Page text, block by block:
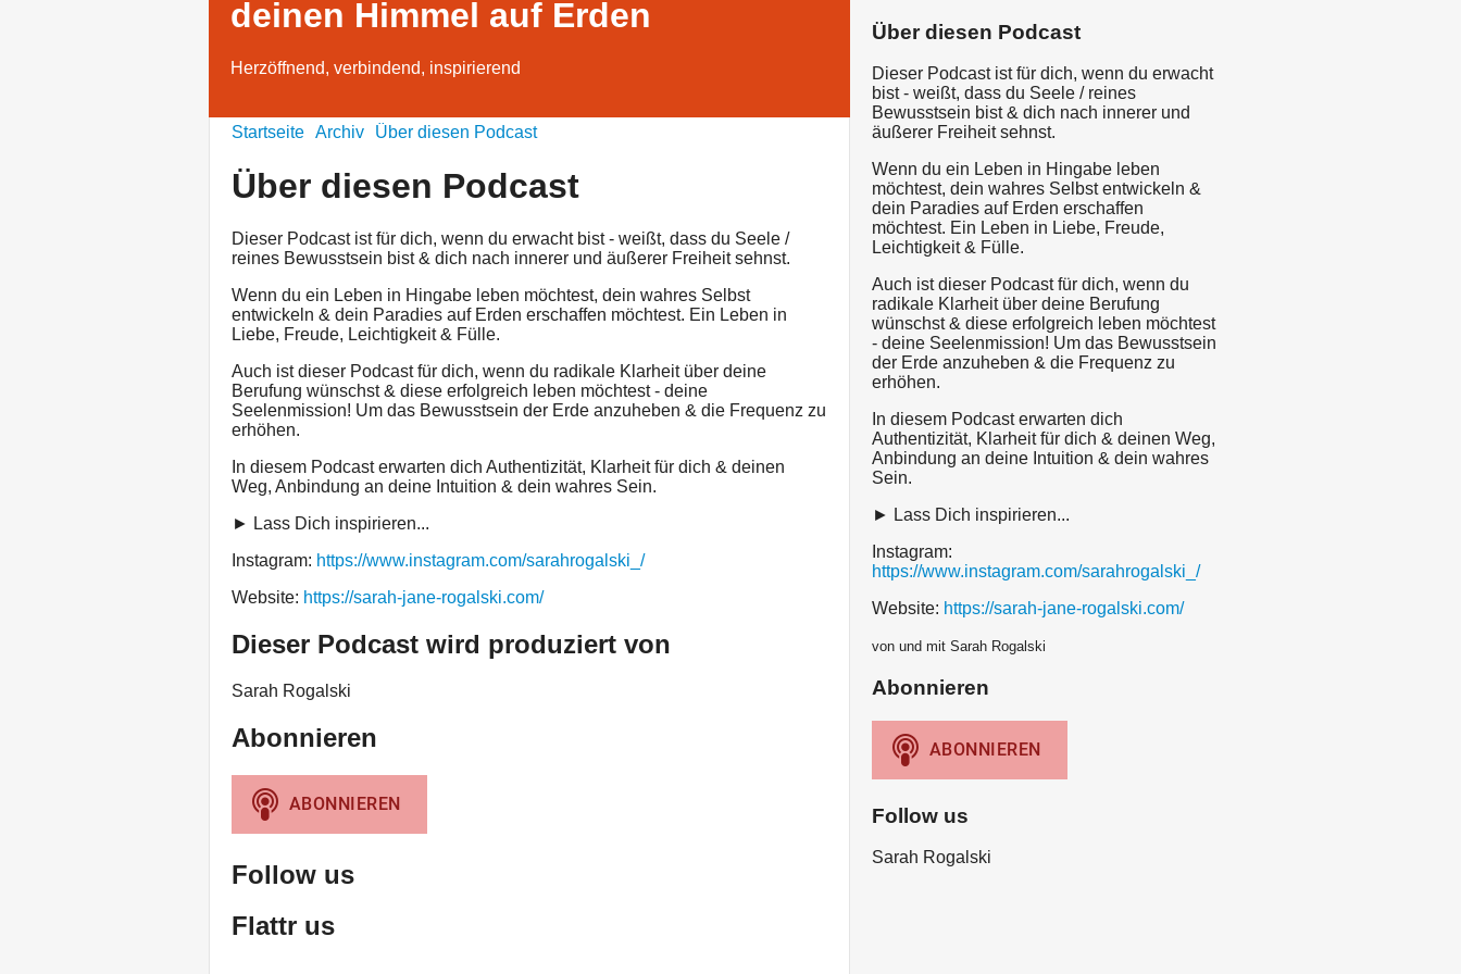
deinen Himmel auf Erden
Herzöffnend, verbindend, inspirierend
Startseite Archiv Über diesen Podcast
Über diesen Podcast
Dieser Podcast ist für dich, wenn du erwacht bist - weißt, dass du Seele /
reines Bewusstsein bist & dich nach innerer und äußerer Freiheit sehnst.
Wenn du ein Leben in Hingabe leben möchtest, dein wahres Selbst
entwickeln & dein Paradies auf Erden erschaffen möchtest. Ein Leben in
Liebe, Freude, Leichtigkeit & Fülle.
Auch ist dieser Podcast für dich, wenn du radikale Klarheit über deine
Berufung wünschst & diese erfolgreich leben möchtest - deine
Seelenmission! Um das Bewusstsein der Erde anzuheben & die Frequenz zu
erhöhen.
In diesem Podcast erwarten dich Authentizität, Klarheit für dich & deinen
Weg, Anbindung an deine Intuition & dein wahres Sein.
► Lass Dich inspirieren...
Instagram: https://www.instagram.com/sarahrogalski_/
Website: https://sarah-jane-rogalski.com/
Dieser Podcast wird produziert von
Sarah Rogalski
Abonnieren
Follow us
Flattr us
Über diesen Podcast
Dieser Podcast ist für dich, wenn du erwacht
bist - weißt, dass du Seele / reines
Bewusstsein bist & dich nach innerer und
äußerer Freiheit sehnst.
Wenn du ein Leben in Hingabe leben
möchtest, dein wahres Selbst entwickeln &
dein Paradies auf Erden erschaffen
möchtest. Ein Leben in Liebe, Freude,
Leichtigkeit & Fülle.
Auch ist dieser Podcast für dich, wenn du
radikale Klarheit über deine Berufung
wünschst & diese erfolgreich leben möchtest
- deine Seelenmission! Um das Bewusstsein
der Erde anzuheben & die Frequenz zu
erhöhen.
In diesem Podcast erwarten dich
Authentizität, Klarheit für dich & deinen Weg,
Anbindung an deine Intuition & dein wahres
Sein.
► Lass Dich inspirieren...
Instagram:
https://www.instagram.com/sarahrogalski_/
Website: https://sarah-jane-rogalski.com/
von und mit Sarah Rogalski
Abonnieren
Follow us
Sarah Rogalski